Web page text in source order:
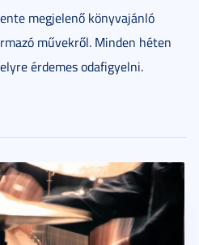
megjelenő könyvajánló
művekről. Minden héten
érdemes odafigyelni.